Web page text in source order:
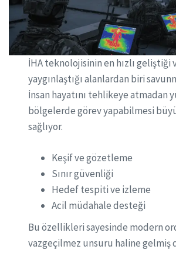
İHA teknolojisinin en hızlı geliştiği
yaygınlaştığı alanlardan biri
İnsan hayatını tehlikeye atmadan
bölgelerde görev yapabilmesi
sağlıyor.
Keşif ve gözetleme
Sınır güvenliği
Hedef tespiti ve izleme
Acil müdahale desteği
Bu özellikleri sayesinde modern
vazgeçilmez unsuru haline gelmiş